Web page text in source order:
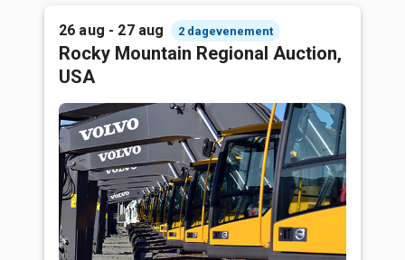
26 aug - 27 aug 2 dagevenement
Rocky Mountain Regional Auction,
USA